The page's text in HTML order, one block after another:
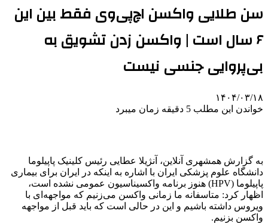
سن طلایی واکسن اچ‌پی‌وی فقط بین این
۶ سال است | واکسن زدن تشویق به
بی‌پروایی جنسی نیست
۱۴۰۴/۰۳/۱۸
خواندن این مطلب 5 دقیقه زمان میبرد
به گزارش همشهری آنلاین، آنژیلا عطایی رئیس کلینیک پاپیلوما
دانشگاه علوم پزشکی ایران با اشاره به اینکه در ایران برای بیماری
پاپیلوما (HPV) هنوز برنامه‌ واکسیناسیون عمومی نشده است،
اظهار کرد: متاسفانه ما زمانی واکسن می‌زنیم که مواجهه‌ای با
ویروس داشته باشیم و این در حالی است که باید قبل از مواجهه
واکسن بزنیم.